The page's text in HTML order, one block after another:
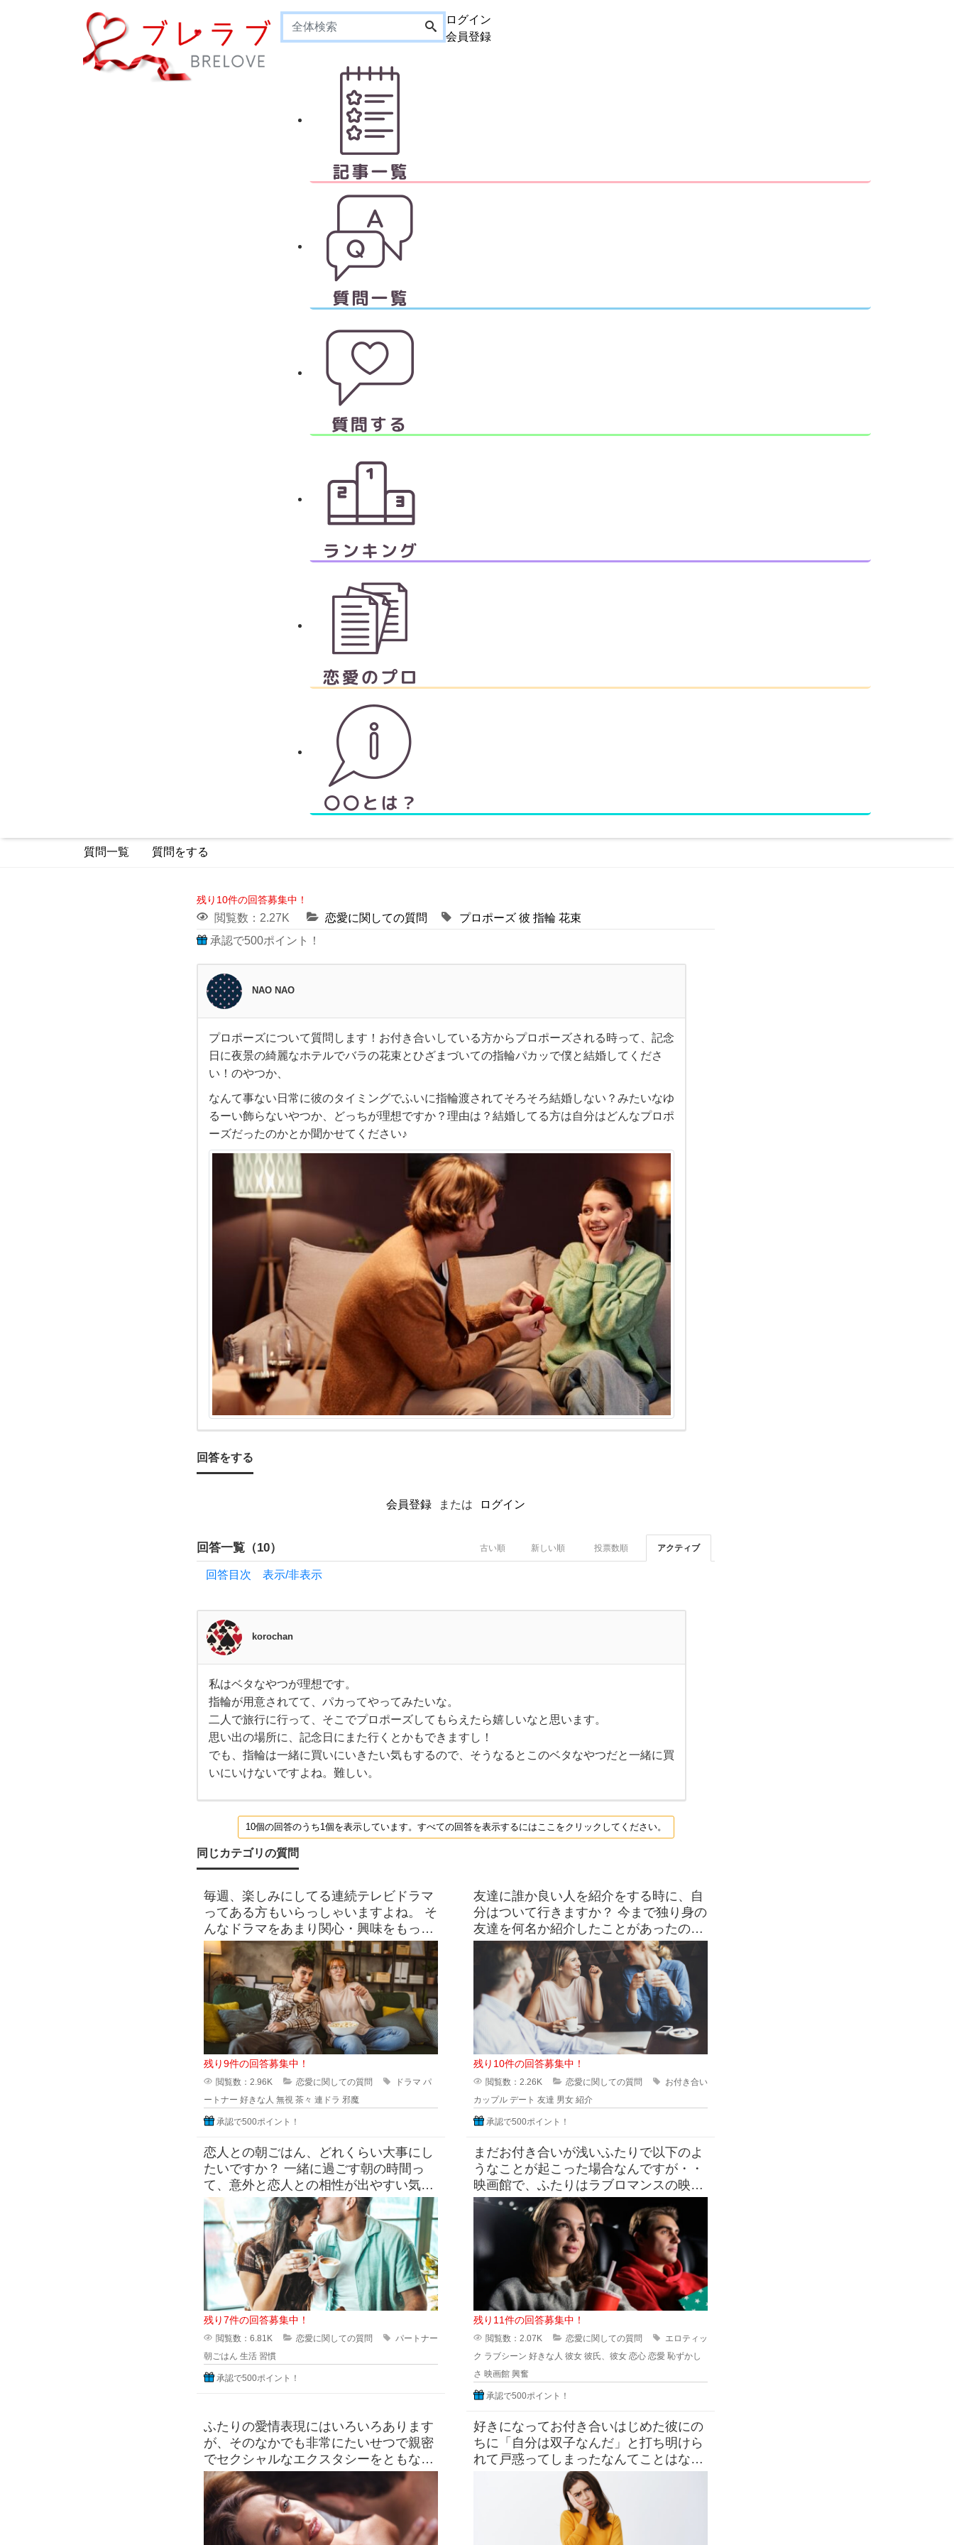
ログイン
会員登録
質問一覧 質問をする
残り10件の回答募集中！
閲覧数：2.27K 恋愛に関しての質問 プロポーズ 彼 指輪 花束
承認で500ポイント！
NAO NAO
プ
ロ
ポー
ズ
に
つ
て質
問し
ま
す！
お付
き合
し
て
い
る方
か
ら
プ
ロ
ポー
ズ
さ
れ
る時
っ
て、
記
プロポーズについて質問します！お付き合いしている方からプロポーズされる時って、記念
日に夜景の綺麗なホテルでバラの花束とひざまづいての指輪パカッで僕と結婚してくださ
い！のやつか、
なんて事ない日常に彼のタイミングでふいに指輪渡されてそろそろ結婚しない？みたいなゆ
るーい飾らないやつか、どっちが理想ですか？理由は？結婚してる方は自分はどんなプロポ
ーズだったのかとか聞かせてください♪
回答をする
会員登録 または ログイン
回答一覧（10） アクティブ
投票数順
新しい順
古い順
回答目次 表示/非表示
korochan
私は
ベタ
なや
つが
理想
で
す。
指輪
れて
やっ
てみ
たい
私はベタなやつが理想です。
指輪が用意されてて、パカってやってみたいな。
二人で旅行に行って、そこでプロポーズしてもらえたら嬉しいなと思います。
思い出の場所に、記念日にまた行くとかもできますし！
でも、指輪は一緒に買いにいきたい気もするので、そうなるとこのベタなやつだと一緒に買
いにいけないですよね。難しい。
10個の回答のうち1個を表示しています。すべての回答を表示するにはここをクリックしてください。
同じカテゴリの質問
毎週、楽しみにしてる連続テレビドラマ
ってある方もいらっしゃいますよね。 そ
んなドラマをあまり関心・興味をもって
いないパートナーが一緒に見ているとき
に ド
残り9件の回答募集中！
閲覧数：2.96K 恋愛に関しての質問 ドラマ パ
ートナー 好きな人 無視 茶々 連ドラ 邪魔
承認で500ポイント！
友達に誰か良い人を紹介をする時に、自
分はついて行きますか？ 今まで独り身の
友達を何名か紹介したことがあったので
すが 「いきなり初対面同士2人で会うの
緊張
残り10件の回答募集中！
閲覧数：2.26K 恋愛に関しての質問
お付き合い
カップル デート 友達 男女 紹介
承認で500ポイント！
恋人との朝ごはん、どれくらい大事にし
たいですか？ 一緒に過ごす朝の時間っ
て、意外と恋人との相性が出やすい気が
します。 朝ごはんをしっかり食べたい派
と、ギリギ
残り7件の回答募集中！
閲覧数：6.81K 恋愛に関しての質問
パートナー
朝ごはん 生活 習慣
承認で500ポイント！
まだお付き合いが浅いふたりで以下のよ
うなことが起こった場合なんですが・・
映画館で、ふたりはラブロマンスの映画
を観ていたとします。 上映中には思った
いじょうに激
残り11件の回答募集中！
閲覧数：2.07K 恋愛に関しての質問
エロティッ
ク ラブシーン 好きな人 彼女 彼氏、彼女 恋心 恋愛 恥ずかし
さ 映画館 興奮
承認で500ポイント！
ふたりの愛情表現にはいろいろあります
が、そのなかでも非常にたいせつで親密
でセクシャルなエクスタシーをともなう
行為は彼にとってもアナタにとっても、
相手への愛情を表
好きになってお付き合いはじめた彼にの
ちに「自分は双子なんだ」と打ち明けら
れて戸惑ってしまったなんてことはない
と思いますが… もし彼が一卵性双生児で